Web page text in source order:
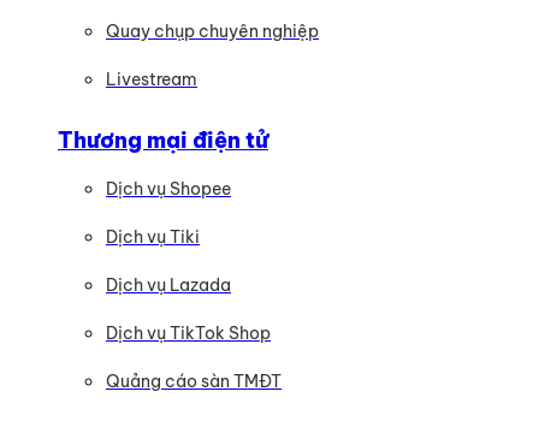
Quay chụp chuyên nghiệp
Livestream
Thương mại điện tử
Dịch vụ Shopee
Dịch vụ Tiki
Dịch vụ Lazada
Dịch vụ TikTok Shop
Quảng cáo sàn TMĐT